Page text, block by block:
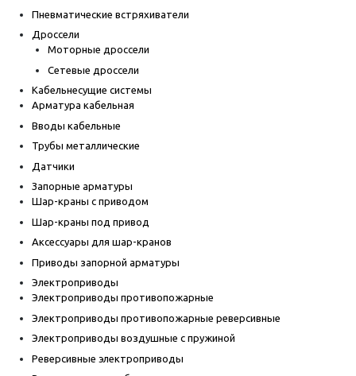
Пневматические встряхиватели
Дроссели
Моторные дроссели
Сетевые дроссели
Кабельнесущие системы
Арматура кабельная
Вводы кабельные
Трубы металлические
Датчики
Запорные арматуры
Шар-краны с приводом
Шар-краны под привод
Аксессуары для шар-кранов
Приводы запорной арматуры
Электроприводы
Электроприводы противопожарные
Электроприводы противопожарные реверсивные
Электроприводы воздушные с пружиной
Реверсивные электроприводы